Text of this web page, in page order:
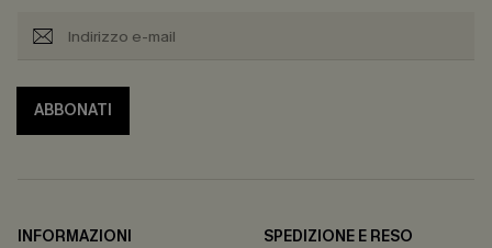
ABBONATI
INFORMAZIONI
SPEDIZIONE E RESO